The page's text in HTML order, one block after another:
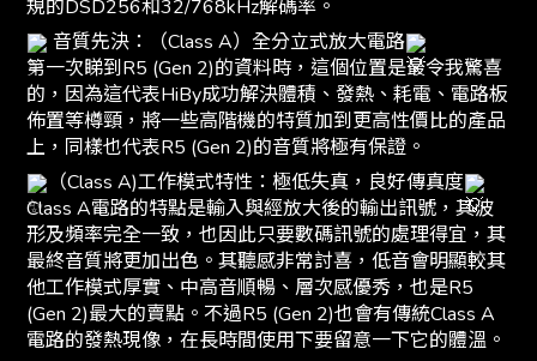
規的DSD256和32/768kHz解碼率。
音質先決：（Class A）全分立式放大電路
第一次睇到R5 (Gen 2)的資料時，這個位置是最令我驚喜
的，因為這代表HiBy成功解決體積、發熱、耗電、電路板
佈置等樽頸，將一些高階機的特質加到更高性價比的產品
上，同樣也代表R5 (Gen 2)的音質將極有保證。
（Class A)工作模式特性：極低失真，良好傳真度
Class A電路的特點是輸入與經放大後的輸出訊號，其波
形及頻率完全一致，也因此只要數碼訊號的處理得宜，其
最終音質將更加出色。其聽感非常討喜，低音會明顯較其
他工作模式厚實、中高音順暢、層次感優秀，也是R5
(Gen 2)最大的賣點。不過R5 (Gen 2)也會有傳統Class A
電路的發熱現像，在長時間使用下要留意一下它的體溫。